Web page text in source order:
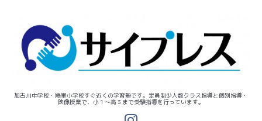
加古川中学校・鳩里小学校すぐ近くの学習塾です。定員制少人数クラス指導と個別指導・
映像授業で、小１～高３まで受験指導を行っています。